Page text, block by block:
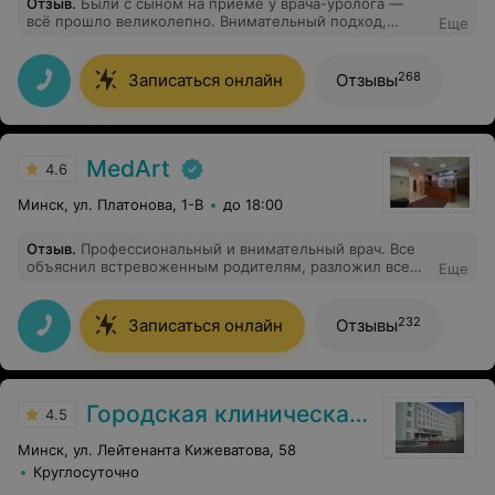
всё прошло великолепно. Внимательный подход,
осмотрел. Очень благодарны за профессионализм и
чуткость. Рекомендуем!
Еще
Записаться онлайн Отзывы268
4.6 MedArt
Минск, ул. Платонова, 1-В до 18:00
Отзыв. Профессиональный и внимательный врач. Все
объяснил встревоженным родителям, разложил все
впечатления. Также отмечу внимательное и вежливое
отношение медсестер. Быстро решали все проблемы
в связи с переносом приёма на др день. Спасибо.
Еще
Записаться онлайн Отзывы232
4.5 Городская клиническая больница скорой медицинской помощи
Минск, ул. Лейтенанта Кижеватова, 58
Круглосуточно